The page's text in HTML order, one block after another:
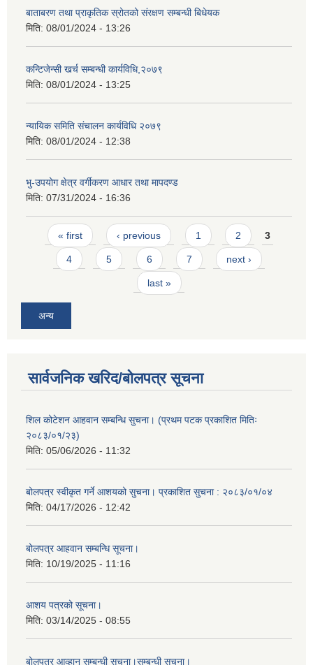
बाताबरण तथा प्राकृतिक स्रोतको संरक्षण सम्बन्धी बिधेयक
मिति: 08/01/2024 - 13:26
कन्टिजेन्सी खर्च सम्बन्धी कार्यविधि,२०७९
मिति: 08/01/2024 - 13:25
न्यायिक समिति संचालन कार्यविधि २०७९
मिति: 08/01/2024 - 12:38
भु-उपयोग क्षेत्र वर्गीकरण आधार तथा मापदण्ड
मिति: 07/31/2024 - 16:36
Pages
« first ‹ previous 1 2 3
4 5 6 7 next ›
last »
अन्य
सार्वजनिक खरिद/बोलपत्र सूचना
शिल कोटेशन आहवान सम्बन्धि सुचना। (प्रथम पटक प्रकाशित मितिः
२०८३/०१/२३)
मिति: 05/06/2026 - 11:32
बोलपत्र स्वीकृत गर्ने आशयको सुचना। प्रकाशित सुचना : २०८३/०१/०४
मिति: 04/17/2026 - 12:42
बोलपत्र आहवान सम्बन्धि सूचना।
मिति: 10/19/2025 - 11:16
आशय पत्रको सूचना।
मिति: 03/14/2025 - 08:55
बोलपत्र आव्हान सम्बन्धी सूचना।सम्बन्धी सूचना।